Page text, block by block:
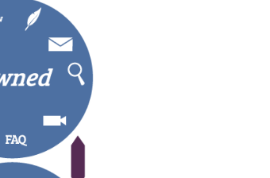
Formations marketing de
Audits web (SEO) et IA